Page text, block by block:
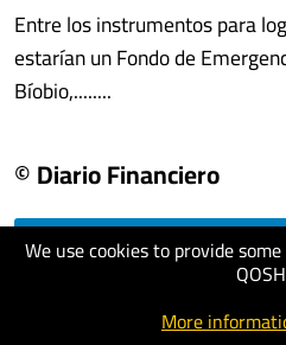
We use cookies to provide
More
Entre los instrumentos para
estarían un Fondo de
Bíobio,........
© Diario Financiero
visit